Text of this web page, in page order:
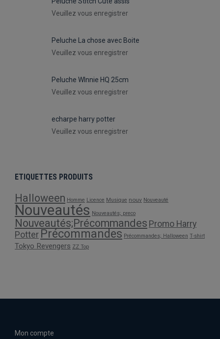
Veuillez vous enregistrer
Peluche La chose avec Boite
Veuillez vous enregistrer
Peluche WInnie HQ 25cm
Veuillez vous enregistrer
echarpe harry potter
Veuillez vous enregistrer
ETIQUETTES PRODUITS
Halloween Homme Licence Musique nouv Nouveauté
Nouveautés Nouveautés; preco
Nouveautés;Précommandes Promo Harry
Potter Précommandes Précommandes; Halloween T-shirt
Tokyo Revengers ZZ Top
Mon compte